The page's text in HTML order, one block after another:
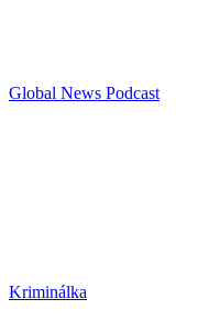
Global News Podcast
Kriminálka